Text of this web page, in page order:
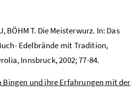
BÖHM T. Die Meisterwurz. In: Das
Edelbrände mit Tradition,
Innsbruck, 2002; 77-84.
Bingen und ihre Erfahrungen mit der